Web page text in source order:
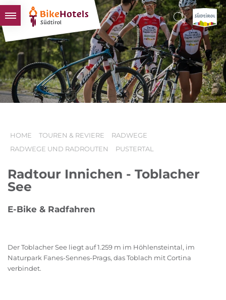
BIKEHOTELS
HOTELS & PAKETE
TOUREN & REVIERE
SÜDTIROL & WIR
HOME TOUREN & REVIERE
RADWEGE
RADWEGE UND RADROUTEN
PUSTERTAL
Radtour Innichen - Toblacher
See
E-Bike & Radfahren
Der Toblacher See liegt auf 1.259 m im Höhlensteintal, im
Naturpark Fanes-Sennes-Prags, das Toblach mit Cortina
verbindet.